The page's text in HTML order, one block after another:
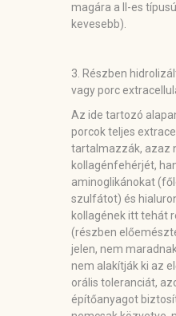
magára a II-es
kevesebb).
3. Részben
vagy porc
Az ide tartozó
porcok teljes
tartalmazzák, azaz
kollagénfehérjét,
aminoglikánokat
szulfátot) és
kollagének itt tehát
(részben
jelen, nem
nem alakítják ki az
orális toleranciát,
építőanyagot